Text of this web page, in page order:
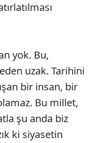
yok. Bu,
uzak. Tarihini
bir insan, bir
Bu millet,
şu anda biz
ki siyasetin